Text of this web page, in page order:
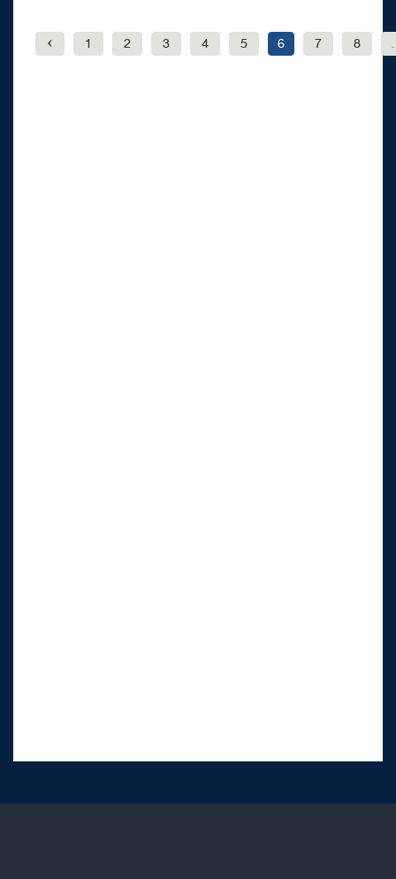
‹ 1 2 3 4 5 6 7 8